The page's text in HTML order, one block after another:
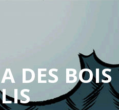
DES BOIS